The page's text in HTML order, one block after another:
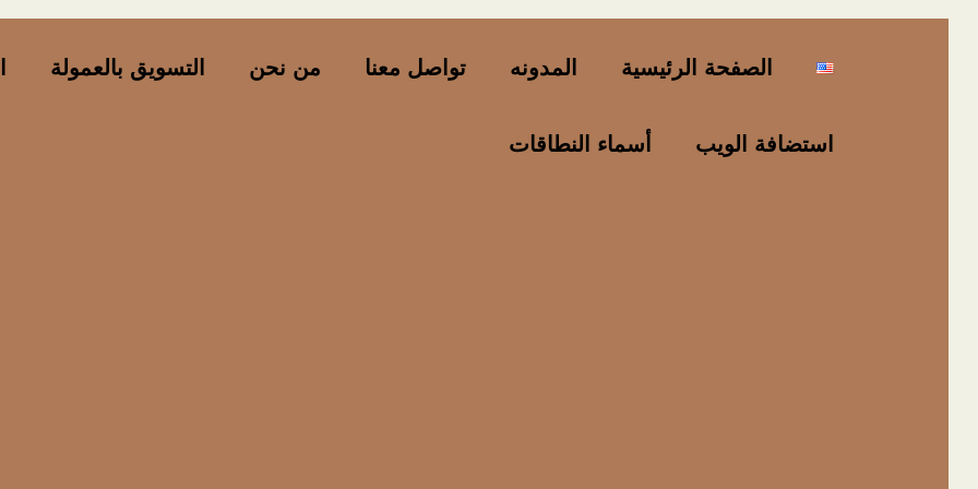
الصفحة الرئيسية المدونه تواصل معنا من نحن التسويق بالعمولة
استضافة الويب أسماء النطاقات